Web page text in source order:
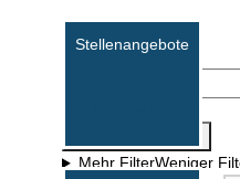
Stellenangebote
Mehr FilterWeniger